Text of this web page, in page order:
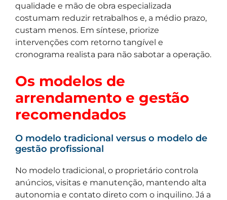
qualidade e mão de obra especializada
costumam reduzir retrabalhos e, a médio prazo,
custam menos. Em síntese, priorize
intervenções com retorno tangível e
cronograma realista para não sabotar a operação.
Os modelos de
arrendamento e gestão
recomendados
O modelo tradicional versus o modelo de
gestão profissional
No modelo tradicional, o proprietário controla
anúncios, visitas e manutenção, mantendo alta
autonomia e contato direto com o inquilino. Já a